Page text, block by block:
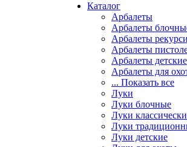
Каталог
Арбалеты
Арбалеты
Арбалеты
Арбалеты
Арбалеты детские
Арбалеты для
... Показать все
Луки
Луки блочные
Луки
Луки
Луки детские